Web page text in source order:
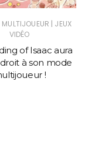
| JEUX
VIDÉO
of Isaac aura
à son mode
!